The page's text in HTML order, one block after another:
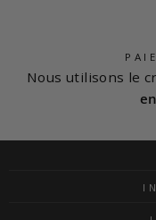
Nous utilisons le